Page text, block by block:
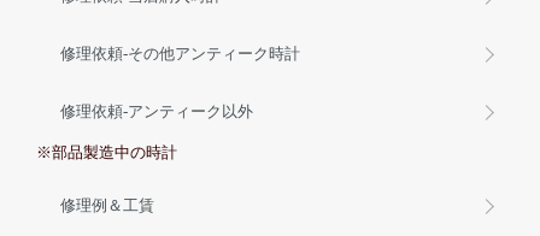
修理依頼-その他アンティーク時計
修理依頼-アンティーク以外
※部品製造中の時計
修理例＆工賃